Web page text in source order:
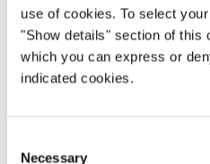
use of cookies. To select
"Show details" section of this
which you can express or
indicated cookies.
Selection
Necessary
FOCUS ON